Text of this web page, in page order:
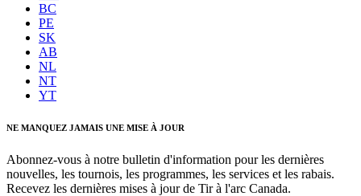
BC
PE
SK
AB
NL
NT
YT
NE MANQUEZ JAMAIS UNE MISE À JOUR
Abonnez-vous à notre bulletin d'information pour les dernières
nouvelles, les tournois, les programmes, les services et les rabais.
Recevez les dernières mises à jour de Tir à l'arc Canada.